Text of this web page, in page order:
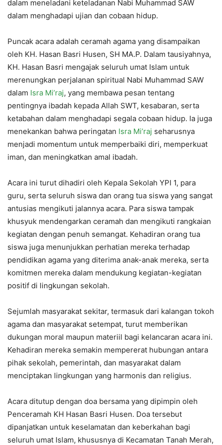
dalam meneladani keteladanan Nabi Muhammad SAW
dalam menghadapi ujian dan cobaan hidup.
Puncak acara adalah ceramah agama yang disampaikan
oleh KH. Hasan Basri Husen, SH MA.P. Dalam tausiyahnya,
KH. Hasan Basri mengajak seluruh umat Islam untuk
merenungkan perjalanan spiritual Nabi Muhammad SAW
dalam Isra Mi’raj, yang membawa pesan tentang
pentingnya ibadah kepada Allah SWT, kesabaran, serta
ketabahan dalam menghadapi segala cobaan hidup. Ia juga
menekankan bahwa peringatan Isra Mi’raj seharusnya
menjadi momentum untuk memperbaiki diri, memperkuat
iman, dan meningkatkan amal ibadah.
Acara ini turut dihadiri oleh Kepala Sekolah YPI 1, para
guru, serta seluruh siswa dan orang tua siswa yang sangat
antusias mengikuti jalannya acara. Para siswa tampak
khusyuk mendengarkan ceramah dan mengikuti rangkaian
kegiatan dengan penuh semangat. Kehadiran orang tua
siswa juga menunjukkan perhatian mereka terhadap
pendidikan agama yang diterima anak-anak mereka, serta
komitmen mereka dalam mendukung kegiatan-kegiatan
positif di lingkungan sekolah.
Sejumlah masyarakat sekitar, termasuk dari kalangan tokoh
agama dan masyarakat setempat, turut memberikan
dukungan moral maupun materiil bagi kelancaran acara ini.
Kehadiran mereka semakin mempererat hubungan antara
pihak sekolah, pemerintah, dan masyarakat dalam
menciptakan lingkungan yang harmonis dan religius.
Acara ditutup dengan doa bersama yang dipimpin oleh
Penceramah KH Hasan Basri Husen. Doa tersebut
dipanjatkan untuk keselamatan dan keberkahan bagi
seluruh umat Islam, khususnya di Kecamatan Tanah Merah,